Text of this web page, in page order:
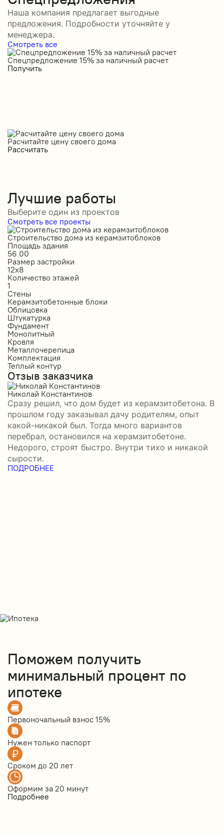
Наша компания предлагает выгодные
предложения. Подробности уточняйте у
менеджера.
Смотреть все
Спецпредложение 15% за наличный расчет
Получить
Расчитайте цену своего дома
Рассчитать
Лучшие работы
Выберите один из проектов
Смотреть все проекты
Строительство дома из керамзитоблоков
Площадь здания
56.00
Размер застройки
12х8
Количество этажей
1
Стены
Керамзитобетонные блоки
Облицовка
Штукатурка
Фундамент
Монолитный
Кровля
Металлочерепица
Комплектация
Теплый контур
Отзыв заказчика
Николай Константинов
Сразу решил, что дом будет из керамзитобетона. В
прошлом году заказывал дачу родителям, опыт
какой-никакой был. Тогда много вариантов
перебрал, остановился на керамзитобетоне.
Недорого, строят быстро. Внутри тихо и никакой
сырости.
ПОДРОБНЕЕ
Поможем получить
минимальный процент по
ипотеке
Первоночальный взнос 15%
Нужен только паспорт
Сроком до 20 лет
Оформим за 20 минут
Подробнее